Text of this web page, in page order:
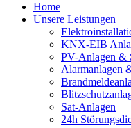
Home
Unsere Leistungen
KNX-EIB
PV-Anlagen &
Alarmanlagen
Sat-Anlagen
24h